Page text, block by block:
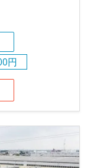
円